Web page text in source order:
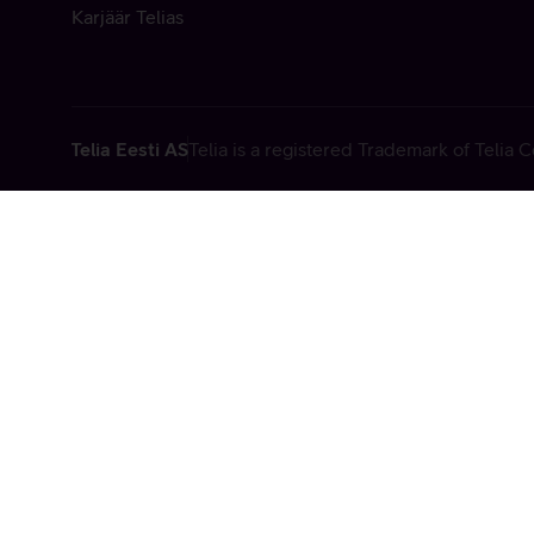
Karjäär Telias
Telia Eesti ASTelia is a registered Trademark of Telia